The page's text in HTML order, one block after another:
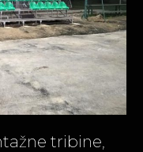
tribine,